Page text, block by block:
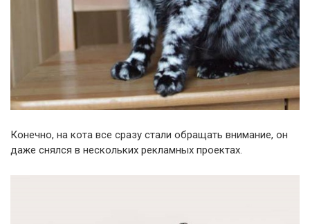
Конечно, на кота все сразу стали обращать внимание, он
даже снялся в нескольких рекламных проектах.